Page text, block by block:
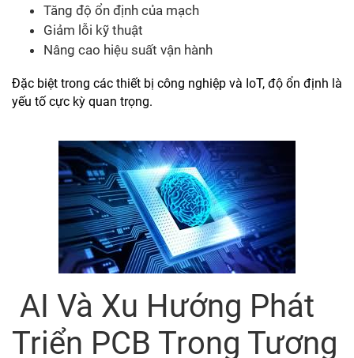
Tăng độ ổn định của mạch
Giảm lỗi kỹ thuật
Nâng cao hiệu suất vận hành
Đặc biệt trong các thiết bị công nghiệp và IoT, độ ổn định là
yếu tố cực kỳ quan trọng.
AI Và Xu Hướng Phát
Triển PCB Trong Tương